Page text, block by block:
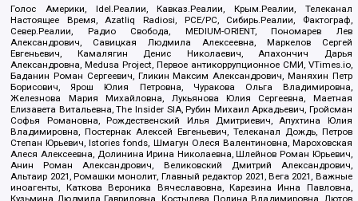
Голос Америки, Idel.Реалии, Кавказ.Реалии, Крым.Реалии, Телеканал
Настоящее Время, Azatliq Radiosi, PCE/PC, Сибирь.Реалии, Фактограф,
Север.Реалии, Радио Свобода, MEDIUM-ORIENT, Пономарев Лев
Александрович, Савицкая Людмила Алексеевна, Маркелов Сергей
Евгеньевич, Камалягин Денис Николаевич, Апахончич Дарья
Александровна, Medusa Project, Первое антикоррупционное СМИ, VTimes.io,
Баданин Роман Сергеевич, Гликин Максим Александрович, Маняхин Петр
Борисович, Ярош Юлия Петровна, Чуракова Ольга Владимировна,
Железнова Мария Михайловна, Лукьянова Юлия Сергеевна, Маетная
Елизавета Витальевна, The Insider SIA, Рубин Михаил Аркадьевич, Гройсман
Софья Романовна, Рождественский Илья Дмитриевич, Апухтина Юлия
Владимировна, Постернак Алексей Евгеньевич, Телеканал Дождь, Петров
Степан Юрьевич, Istories fonds, Шмагун Олеся Валентиновна, Мароховская
Алеся Алексеевна, Долинина Ирина Николаевна, Шлейнов Роман Юрьевич,
Анин Роман Александрович, Великовский Дмитрий Александрович,
Альтаир 2021, Ромашки монолит, Главный редактор 2021, Вега 2021, Важные
иноагенты, Каткова Вероника Вячеславовна, Карезина Инна Павловна,